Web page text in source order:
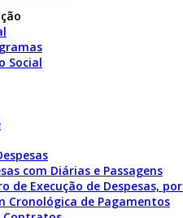
Social
com Diárias e Passagens
de Execução de Despesas,
Cronológica de Pagamentos